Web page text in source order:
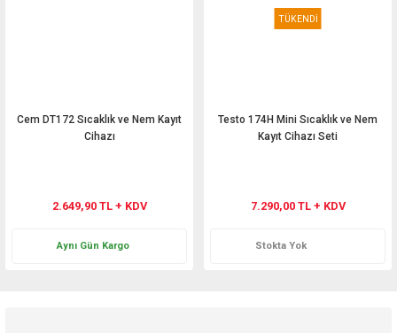
Cem DT172 Sıcaklık ve Nem Kayıt
Cihazı
2.649,90 TL + KDV
Aynı Gün Kargo
TÜKENDİ
Testo 174H Mini Sıcaklık ve Nem
Kayıt Cihazı Seti
7.290,00 TL + KDV
Stokta Yok